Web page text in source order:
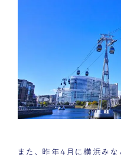
また、昨年4月に横浜み